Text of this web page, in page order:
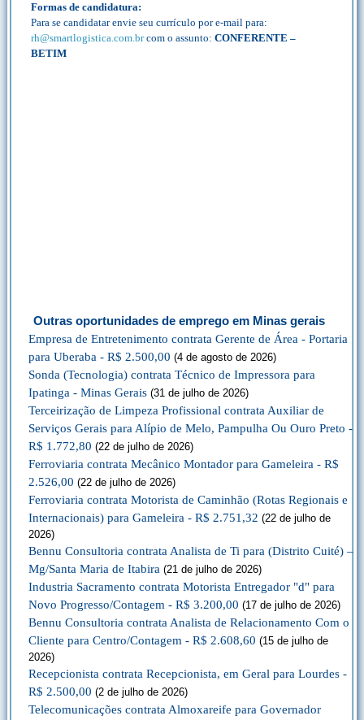
Formas de candidatura:
Para se candidatar envie seu currículo por e-mail para:
rh@smartlogistica.com.brcom o assunto: CONFERENTE –
BETIM
Outras oportunidades de emprego em Minas gerais
Empresa de Entretenimento contrata Gerente de Área - Portaria
para Uberaba - R$ 2.500,00 (4 de agosto de 2026)
Sonda (Tecnologia) contrata Técnico de Impressora para
Ipatinga - Minas Gerais (31 de julho de 2026)
Terceirização de Limpeza Profissional contrata Auxiliar de
Serviços Gerais para Alípio de Melo, Pampulha Ou Ouro Preto -
R$ 1.772,80 (22 de julho de 2026)
Ferroviaria contrata Mecânico Montador para Gameleira - R$
2.526,00 (22 de julho de 2026)
Ferroviaria contrata Motorista de Caminhão (Rotas Regionais e
Internacionais) para Gameleira - R$ 2.751,32 (22 de julho de
2026)
Bennu Consultoria contrata Analista de Ti para (Distrito Cuité) –
Mg/Santa Maria de Itabira (21 de julho de 2026)
Industria Sacramento contrata Motorista Entregador "d" para
Novo Progresso/Contagem - R$ 3.200,00 (17 de julho de 2026)
Bennu Consultoria contrata Analista de Relacionamento Com o
Cliente para Centro/Contagem - R$ 2.608,60 (15 de julho de
2026)
Recepcionista contrata Recepcionista, em Geral para Lourdes -
R$ 2.500,00 (2 de julho de 2026)
Telecomunicações contrata Almoxareife para Governador